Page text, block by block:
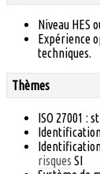
Niveau HES
Expérience
techniques.
Thèmes
ISO 27001 :
risques SI